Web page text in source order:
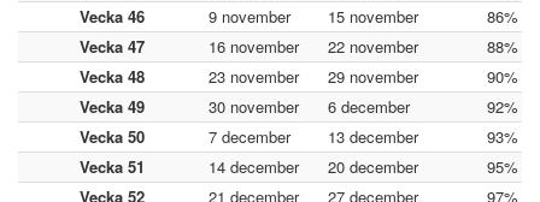
Vecka 46
9 november 15 november
86%
Vecka 47
16 november 22 november
88%
Vecka 48
23 november 29 november
90%
Vecka 49
30 november 6 december
92%
Vecka 50
7 december 13 december
93%
Vecka 51
14 december 20 december
95%
Vecka 52
21 december 27 december
97%